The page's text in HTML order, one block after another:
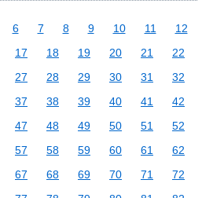
6 7 8 9 10 11
12
17 18 19 20 21
22
27 28 29 30 31
32
37 38 39 40 41
42
47 48 49 50 51
52
57 58 59 60 61
62
67 68 69 70 71
72